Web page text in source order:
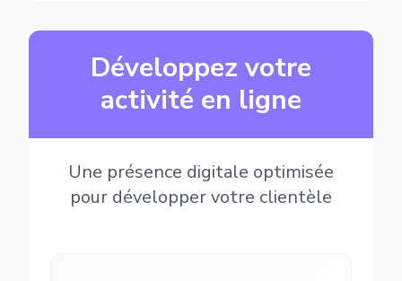
Développez votre
activité en ligne
Une présence digitale optimisée
pour développer votre clientèle